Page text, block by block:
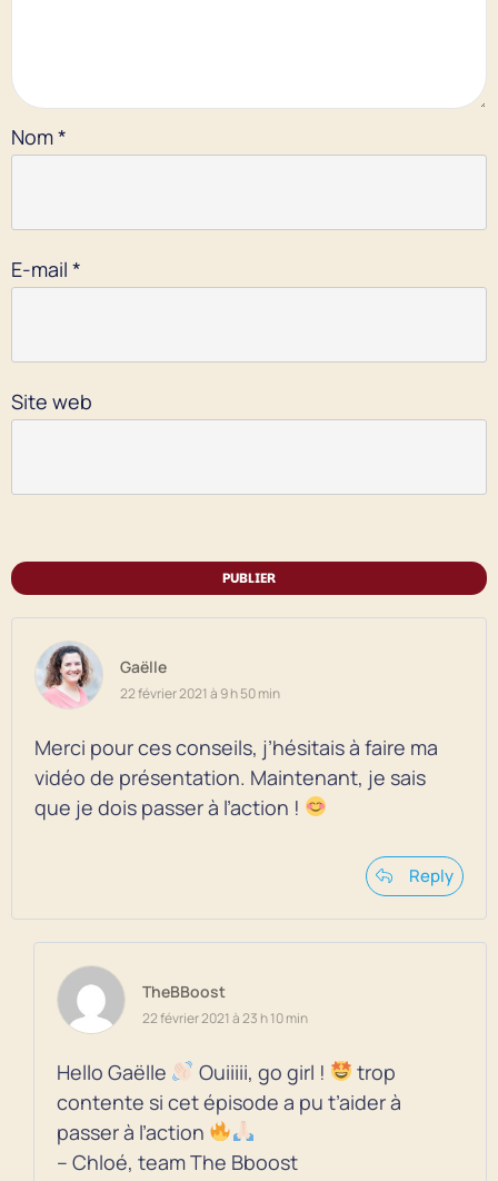
Nom*
E-mail *
Site web
PUBLIER
Gaëlle
22 février 2021 à 9 h 50 min
Merci pour ces conseils, j’hésitais à faire ma
vidéo de présentation. Maintenant, je sais
que je dois passer à l’action !
Reply
TheBBoost
22 février 2021 à 23 h 10 min
Hello Gaëlle Ouiiiii, go girl !
trop
contente si cet épisode a pu t’aider à
passer à l’action
– Chloé, team The Bboost